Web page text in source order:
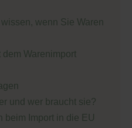
wenn Sie Waren
dem Warenimport
und wer braucht sie?
Import in die EU